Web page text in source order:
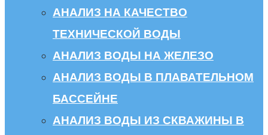
АНАЛИЗ НА КАЧЕСТВО
ТЕХНИЧЕСКОЙ ВОДЫ
АНАЛИЗ ВОДЫ НА ЖЕЛЕЗО
АНАЛИЗ ВОДЫ В ПЛАВАТЕЛЬНОМ
БАССЕЙНЕ
АНАЛИЗ ВОДЫ ИЗ СКВАЖИНЫ В